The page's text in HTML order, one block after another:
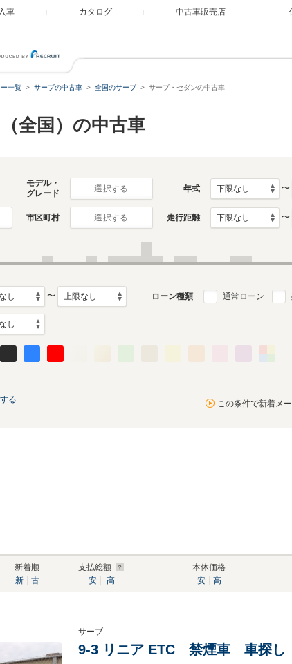
車 カタログ 中古車販売店
一覧 サーブの中古車 全国のサーブ サーブ・セダンの中古車
全国）の中古車
モデル・
グレード
選択する 年式 〜
市区町村 選択する 走行距離 〜
〜 ローン種類 通常ローン
る この条件で新着メ
新着順
新
古
支払総額
安
高
本体価格
安
高
サーブ
9-3 リニア ETC 禁煙車 車探